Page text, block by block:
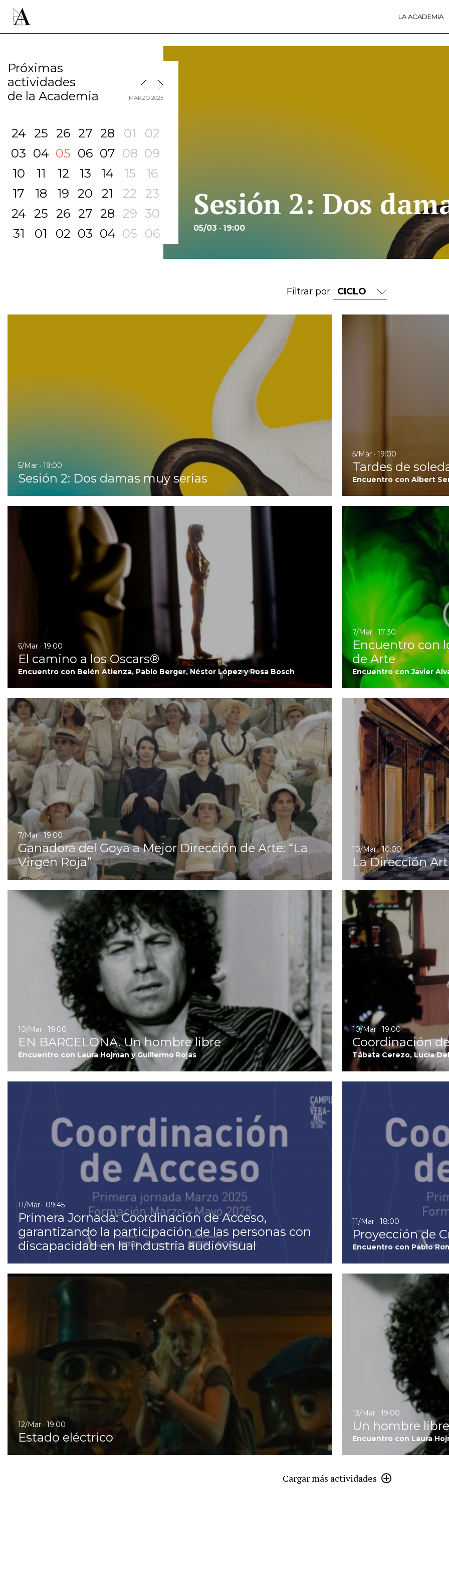
LA ACADEMIA
Próximas
actividades
de la Academia
MES ANTERIOR
MES SIGUIENTE
MARZO 2025
24 25 26 27 28 01
02
03 04 05 06 07 08 09
10
11 12 13 14 15
16
17
18 19 20 21 22
23
24 25 26 27 28 29 30
31
01 02 03 04 05 06
Sesión 2: Dos
05/03 · 19:00
Filtrar por
5/Mar · 19:00
Sesión 2: Dos damas muy serias
5/Mar · 19:00
Tardes de
Encuentro con Albert
Ir a El camino a los Oscars®
6/Mar · 19:00
El camino a los Oscars®
Encuentro con Belén Atienza, Pablo Berger, Néstor López y Rosa Bosch
7/Mar · 17:30
Encuentro con
de Arte
Encuentro con Javier
Ir a Ganadora del Goya a
7/Mar · 19:00
Ganadora del Goya a Mejor Dirección de Arte: “La
Virgen Roja”
10/Mar · 10:00
La Dirección
Ir a EN BARCELONA. Un
10/Mar · 19:00
EN BARCELONA. Un hombre libre
Encuentro con Laura Hojman y Guillermo Rojas
10/Mar · 19:00
Coordinación
Tábata Cerezo, Lucía
11/Mar · 09:45
Primera Jornada: Coordinación de Acceso,
garantizando la participación de las personas con
discapacidad en la industria audiovisual
11/Mar · 18:00
Proyección de
Encuentro con Pablo
Ir a Estado eléctrico
12/Mar · 19:00
Estado eléctrico
13/Mar · 19:00
Un hombre libre
Encuentro con Laura
Cargar más actividades
LA